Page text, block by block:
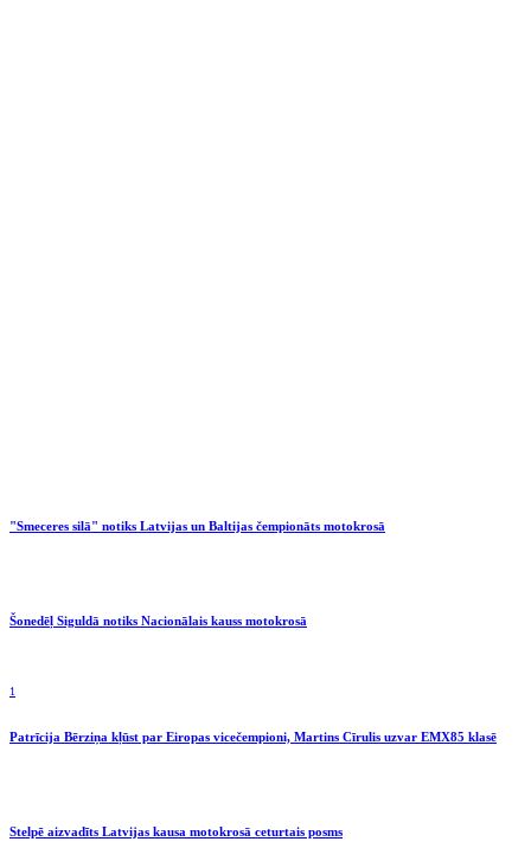
"Smeceres silā" notiks Latvijas un Baltijas čempionāts motokrosā
Šonedēļ Siguldā notiks Nacionālais kauss motokrosā
1
Patrīcija Bērziņa kļūst par Eiropas vicečempioni, Martins Cīrulis uzvar EMX85 klasē
Stelpē aizvadīts Latvijas kausa motokrosā ceturtais posms